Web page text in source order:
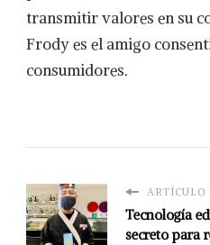
transmitir valores en su
Frody es el amigo
consumidores.
ARTÍCULO
Tecnología
secreto para